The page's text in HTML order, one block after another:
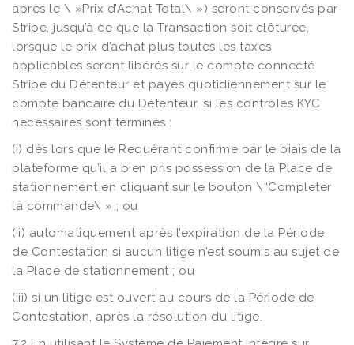
après le \ »Prix d’Achat Total\ ») seront conservés par
Stripe, jusqu’à ce que la Transaction soit clôturée,
lorsque le prix d’achat plus toutes les taxes
applicables seront libérés sur le compte connecté
Stripe du Détenteur et payés quotidiennement sur le
compte bancaire du Détenteur, si les contrôles KYC
nécessaires sont terminés :
(i) dès lors que le Requérant confirme par le biais de la
plateforme qu’il a bien pris possession de la Place de
stationnement en cliquant sur le bouton \“Completer
la commande\ » ; ou
(ii) automatiquement après l’expiration de la Période
de Contestation si aucun litige n’est soumis au sujet de
la Place de stationnement ; ou
(iii) si un litige est ouvert au cours de la Période de
Contestation, après la résolution du litige.